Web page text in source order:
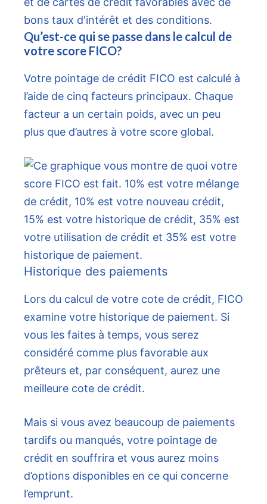
Qu’est-ce qui se passe dans le calcul de
votre score FICO?
Votre pointage de crédit FICO est calculé à
l’aide de cinq facteurs principaux. Chaque
facteur a un certain poids, avec un peu
plus que d’autres à votre score global.
Historique des paiements
Lors du calcul de votre cote de crédit, FICO
examine votre historique de paiement. Si
vous les faites à temps, vous serez
considéré comme plus favorable aux
prêteurs et, par conséquent, aurez une
meilleure cote de crédit.
Mais si vous avez beaucoup de paiements
tardifs ou manqués, votre pointage de
crédit en souffrira et vous aurez moins
d’options disponibles en ce qui concerne
l’emprunt.